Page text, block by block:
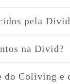
pela
serviço completo
na Divid?
no caso da
do Coliving